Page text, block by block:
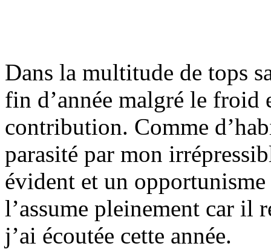
Dans la multitude de tops
fin d’année malgré le froid
contribution. Comme
parasité par mon
évident et un
l’assume pleinement car il
j’ai écoutée cette année.